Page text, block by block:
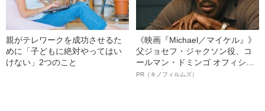
親がテレワークを成功させるた
めに「子どもに絶対やってはい
けない」2つのこと
《映画『Michael／マイケル』》
父ジョセフ・ジャクソン役、コ
ールマン・ドミンゴ オフィシャ
ルインタビュー“観客を魅了した
PR（キノフィルムズ）